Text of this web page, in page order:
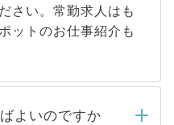
さい。常勤求人はも
ットのお仕事紹介も
よいのですか